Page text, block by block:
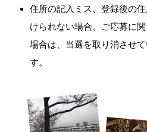
住所の記入ミス、登録後の
けられない場合、ご応募に
場合は、当選を取り消させ
す。